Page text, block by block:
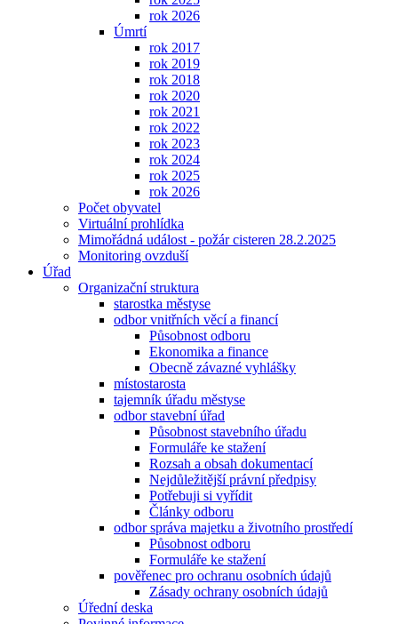
rok 2026
Úmrtí
rok 2017
rok 2019
rok 2018
rok 2020
rok 2021
rok 2022
rok 2023
rok 2024
rok 2025
rok 2026
Počet obyvatel
Virtuální prohlídka
Mimořádná událost - požár cisteren 28.2.2025
Monitoring ovzduší
Úřad
Organizační struktura
starostka městyse
odbor vnitřních věcí a financí
Působnost odboru
Ekonomika a finance
Obecně závazné vyhlášky
místostarosta
tajemník úřadu městyse
odbor stavební úřad
Působnost stavebního úřadu
Formuláře ke stažení
Rozsah a obsah dokumentací
Nejdůležitější právní předpisy
Potřebuji si vyřídit
Články odboru
odbor správa majetku a životního prostředí
Působnost odboru
Formuláře ke stažení
pověřenec pro ochranu osobních údajů
Zásady ochrany osobních údajů
Úřední deska